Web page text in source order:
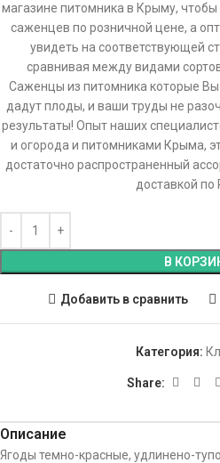
магазине питомника в Крыму,
саженцев по розничной цене, а
увидеть на соответствующей
сравнивая между видами
Саженцы из питомника которые Вы
дадут плоды, и ваши труды не
результаты! Опыт наших
и огорода и питомниками Крыма,
достаточно распространенный
доставкой по
В
Добавить в сравнить
Категория:
Share:
Описание
Ягоды темно-красные, удлинено-